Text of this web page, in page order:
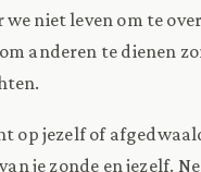
niet leven om te
anderen te dienen
op jezelf of
je zonde en jezelf.